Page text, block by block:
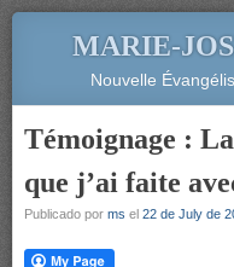
MARIE-
Nouvelle
Témoignage :
que j’ai faite
Publicado por ms el 22 de July de